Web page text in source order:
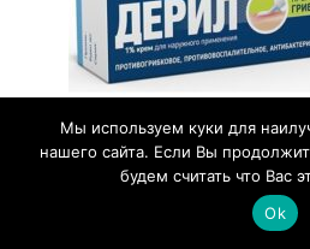
Серная мазь от лишая:
лечения, подробная
применению, обзор
Мы используем куки для
нашего сайта. Если Вы
будем считать что Вас
Ok